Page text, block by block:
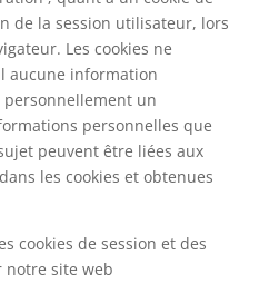
de la session utilisateur, lors
Les cookies ne
aucune information
un
personnelles que
peuvent être liées aux
les cookies et obtenues
cookies de session et des
notre site web